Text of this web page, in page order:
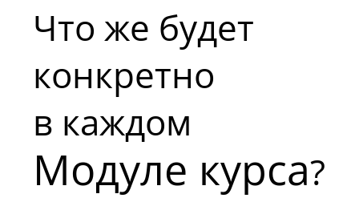
Что же будет
конкретно
в каждом
Модуле курса?